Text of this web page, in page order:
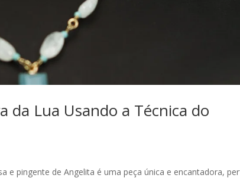
da Lua Usando a Técnica do
e pingente de Angelita é uma peça única e encantadora,